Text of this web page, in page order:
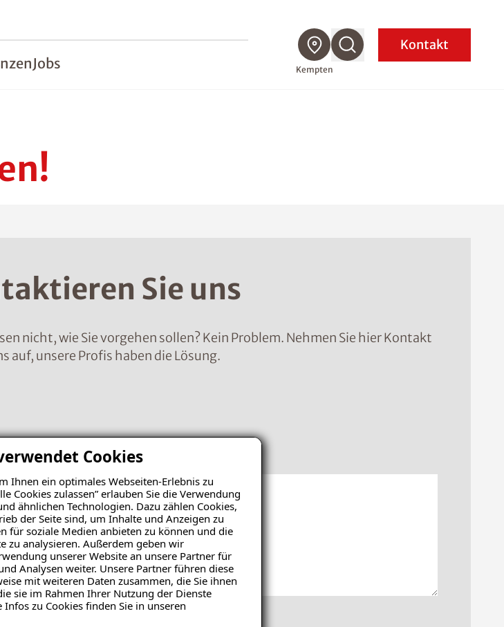
Cookies
Ihnen ein optimales Webseiten-Erlebnis zu
Cookies zulassen” erlauben Sie die Verwendung
ähnlichen Technologien. Dazu zählen Cookies,
der Seite sind, um Inhalte und Anzeigen zu
für soziale Medien anbieten zu können und die
zu analysieren. Außerdem geben wir
unserer Website an unsere Partner für
Analysen weiter. Unsere Partner führen diese
mit weiteren Daten zusammen, die Sie ihnen
sie im Rahmen Ihrer Nutzung der Dienste
zu Cookies finden Sie in unseren
Jobs Kempten
Kontakt
Sie uns
nicht, wie Sie vorgehen sollen? Kein Problem. Nehmen Sie hier Kontakt
auf, unsere Profis haben die Lösung.
8001121129 ein